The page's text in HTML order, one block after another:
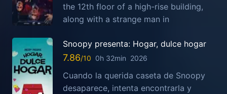
the 12th floor of a high-rise building,
along with a strange man in
Snoopy presenta: Hogar, dulce hogar
7.86 0h 32min 2026
Cuando la querida caseta de Snoopy
desaparece, intenta encontrarla y